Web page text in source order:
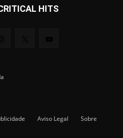
HITS
Aviso Legal
Sobre